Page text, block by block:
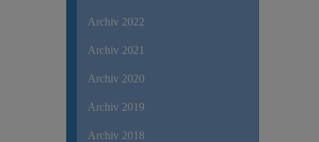
Archiv 2022
Archiv 2021
Archiv 2020
Archiv 2019
Archiv 2018